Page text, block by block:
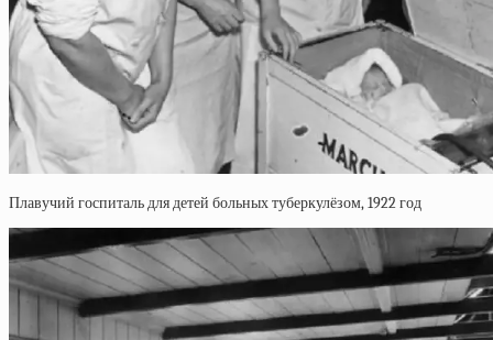
Плавучий госпиталь для детей больных туберкулёзом, 1922 год